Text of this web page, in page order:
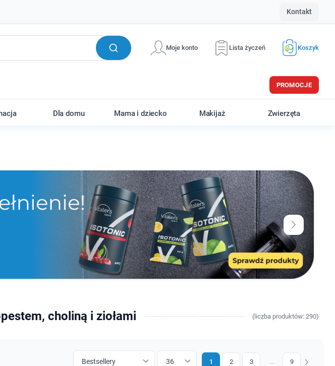
Kontakt
Moje konto Lista życzeń Koszyk
PROMOCJE
Dla domu Mama i dziecko Makijaż Zwierzęta
choliną i ziołami ( liczba produktów: 290)
1 2 3 … 9 Następny